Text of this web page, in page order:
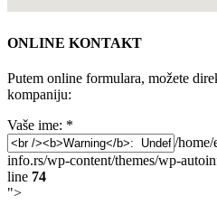
ONLINE KONTAKT
Putem online formulara, možete
kompaniju:
Vaše ime: *
/home/
info.rs/wp-content/themes/wp-
line 74
">